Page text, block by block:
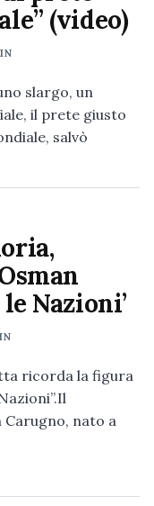
(video)
slargo, un
il prete giusto
salvò
Nazioni’
ricorda la figura
nato a